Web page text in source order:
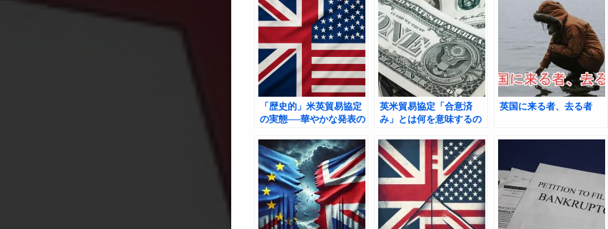
「歴史的」米英貿易協定
の実態──華やかな発表の
望
英米貿易協定「合意済
み」とは何を意味するの
展望
英国に来る者、去る者